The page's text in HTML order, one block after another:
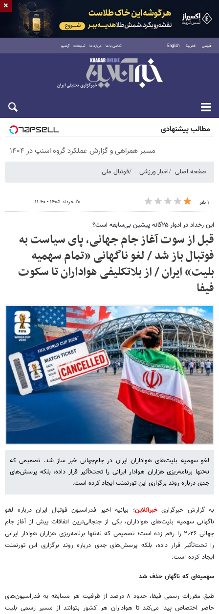
فارسی العربية English تماس با ما درباره ما تبلیغات آرشیو
پنجشنبه ۱۵ مرداد ۱۴۰۵
مطالب پیشنهادی
مسیر همراهی و گزارش عملکرد گروه اسنپ در ۱۴۰۴
صفحه اصلی اخبار ورزشی فوتبال ملی
۱ نفر ۲۰ خرداد ۱۴۰۵ - ۱۱:۴۰
این رخداد در ادوار ۲۵‌گانه پیشین بی‌سابقه است؟
قبل از سوت آغاز جام جهانی، پای سیاست به
فوتبال باز شد / لغو ناگهانی «تمام سهمیه
بلیت» ایران / از بلاتکلیفی هواداران تا سکوت
فیفا
لغو سهمیه بلیت‌های هواداران ایران در جام‌جهانی خبر ساز شد. تصمیمی که
نه‌تنها برنامه‌ریزی هزاران هوادار ایرانی را تحت‌تأثیر قرار داده، بلکه پرسش‌های
جدی درباره روند برگزاری این تورنمنت ایجاد کرده است.
به گزارش خبرگزاریخبرآنلاین؛ بیانیه اخیر فدراسیون فوتبال ایران درباره لغو
ناگهانی سهمیه بلیت‌های هواداران، یکی از جنجالی‌ترین اتفاقات پیش از آغاز جام
جهانی ۲۰۲۶ را رقم زده است؛ تصمیمی که نه‌تنها برنامه‌ریزی هزاران هوادار ایرانی
را تحت‌تأثیر قرار داده، بلکه پرسش‌های جدی درباره روند برگزاری این تورنمنت
ایجاد کرده است.
سهمیه‌ای که ناگهان حذف شد
طبق مقررات رسمی فیفا، حدود ۸ درصد از ظرفیت هر مسابقه به فدراسیون‌های
حاضر اختصاص پیدا می‌کند تا هواداران هر کشور بتوانند از مسیر رسمی بلیت
×